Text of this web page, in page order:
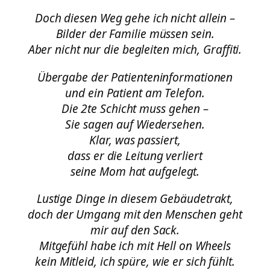
Doch diesen Weg gehe ich nicht allein –
Bilder der Familie müssen sein.
Aber nicht nur die begleiten mich, Graffiti.
Übergabe der Patienteninformationen
und ein Patient am Telefon.
Die 2te Schicht muss gehen –
Sie sagen auf Wiedersehen.
Klar, was passiert,
dass er die Leitung verliert
seine Mom hat aufgelegt.
Lustige Dinge in diesem Gebäudetrakt,
doch der Umgang mit den Menschen geht
mir auf den Sack.
Mitgefühl habe ich mit Hell on Wheels
kein Mitleid, ich spüre, wie er sich fühlt.